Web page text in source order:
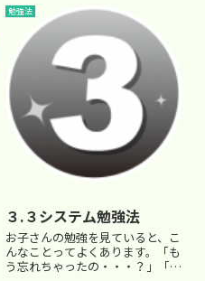
して、賢いタイプではない。そし
て、本番のテストに弱い・・・
(T_T) でも、真面目で努力家でし
た。 お母さんも、凄く心配...
勉強法
３.３システム勉強法
お子さんの勉強を見ていると、こ
んなことってよくあります。「も
う忘れちゃったの・・・？」「こ